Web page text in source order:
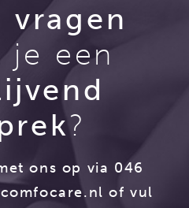
vragen
een
?
ons op via 046
of vul